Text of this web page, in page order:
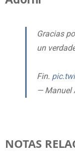
Gracias
un
Fin.
— Manuel
NOTAS